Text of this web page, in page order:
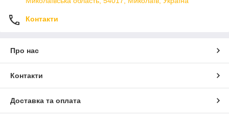
Контакти
Про нас
Контакти
Доставка та оплата